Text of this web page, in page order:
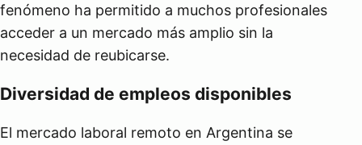
fenómeno ha permitido a muchos profesionales
acceder a un mercado más amplio sin la
necesidad de reubicarse.
Diversidad de empleos disponibles
El mercado laboral remoto en Argentina se